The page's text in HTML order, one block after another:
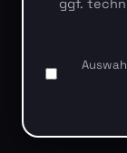
ggf.